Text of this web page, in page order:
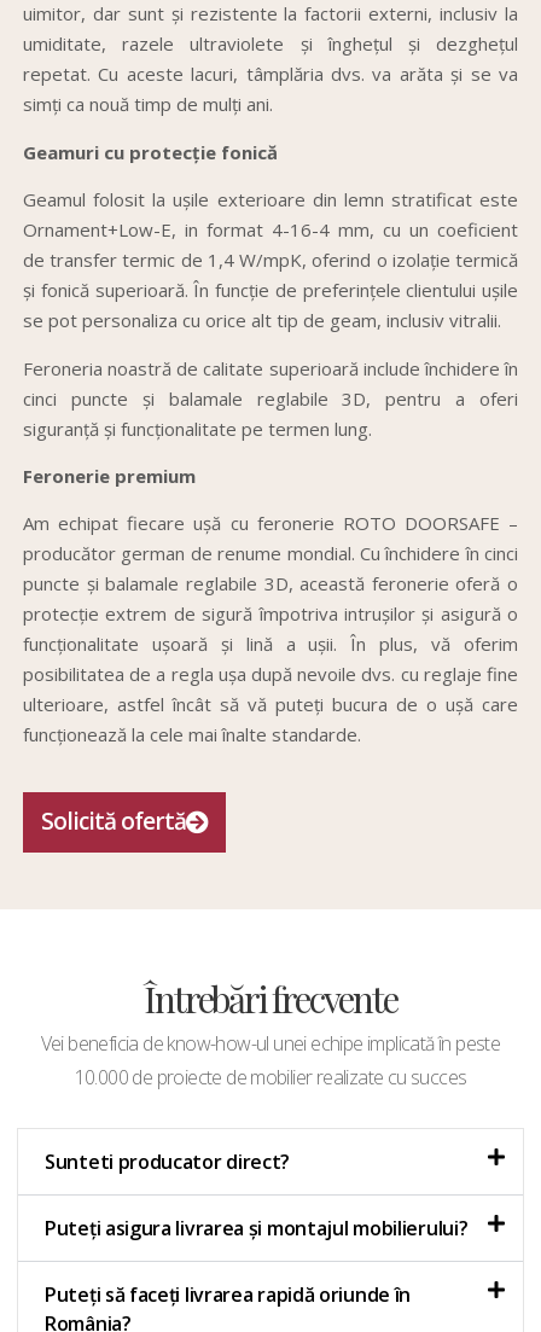
uimitor, dar sunt și rezistente la factorii externi, inclusiv la
umiditate, razele ultraviolete și înghețul și dezghețul
repetat. Cu aceste lacuri, tâmplăria dvs. va arăta și se va
simți ca nouă timp de mulți ani.
Geamuri cu protecție fonică
Geamul folosit la ușile exterioare din lemn stratificat este
Ornament+Low-E, in format 4-16-4 mm, cu un coeficient
de transfer termic de 1,4 W/mpK, oferind o izolație termică
și fonică superioară. În funcție de preferințele clientului ușile
se pot personaliza cu orice alt tip de geam, inclusiv vitralii.
Feroneria noastră de calitate superioară include închidere în
cinci puncte și balamale reglabile 3D, pentru a oferi
siguranță și funcționalitate pe termen lung.
Feronerie premium
Am echipat fiecare ușă cu feronerie ROTO DOORSAFE –
producător german de renume mondial. Cu închidere în cinci
puncte și balamale reglabile 3D, această feronerie oferă o
protecție extrem de sigură împotriva intrușilor și asigură o
funcționalitate ușoară și lină a ușii. În plus, vă oferim
posibilitatea de a regla ușa după nevoile dvs. cu reglaje fine
ulterioare, astfel încât să vă puteți bucura de o ușă care
funcționează la cele mai înalte standarde.
Solicită ofertă
Întrebări frecvente
Vei beneficia de know-how-ul unei echipe implicată în peste
10.000 de proiecte de mobilier realizate cu succes
Sunteti producator direct?
Puteți asigura livrarea și montajul mobilierului?
Puteți să faceți livrarea rapidă oriunde în
România?